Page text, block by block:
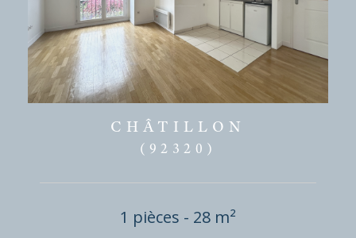
CHÂTILLON
(92320)
1 pièces - 28 m²